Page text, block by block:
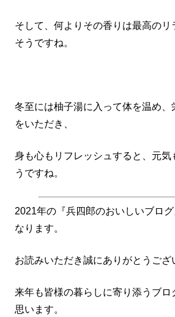
そして、何よりその香りは最高のリ
そうですね。
冬至には柚子湯に入って体を温め、
をいただき、
身も心もリフレッシュすると、元気
うですね。
2021年の『兵四郎のおいしいブロ
なります。
お読みいただき誠にありがとうござ
来年も皆様の暮らしに寄り添うブロ
思います。